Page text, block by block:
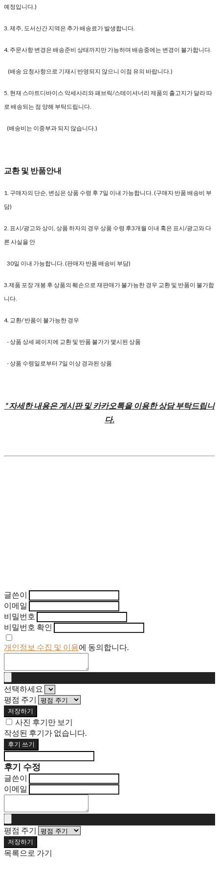
예정입니다.)
3. 제주, 도서산간 지역은 추가 배송료가 발생합니다.
4. 주문사항 변경은 배송준비 상태까지만 가능하며 배송중에는 변경이 불가합니다.
(배송 요청사항으로 기재시 반영되지 않으니 이점 유의 바랍니다.)
5. 현재 스마트디바이스 악세사리와 패브릭/스테이셔너리 제품의 출고지가 달라 따
로 배송되는 점 양해 부탁드립니다.
(배송비는 이중부과 되지 않습니다.)
교환 및 반품안내
1. 구매자의 단순, 변심은 상품 수령 후 7일 이내 가능합니다. (구매자 반품 배송비 부
담)
2. 표시/광고와 상이, 상품 하자의 경우 상품 수령 후3개월 이내 혹은 표시/광고와 다
른 사실을 안
30일 이내 가능합니다. (판매자 반품 배송비 부담)
3.제품 포장 개봉 후 상품의 훼손으로 재판매가 불가능한 경우 교환 및 반품이 불가합
니다.
4. 교환/ 반품이 불가능한 경우
- 상품 상세 페이지에 교환 및 반품 불가가 몇시된 상품
- 상품 수령일로부터 7일 이상 경과된 상품
* 자세한 내용은 게시판 및 카카오톡을 이용한 상담 부탁드립니
다.
글쓴이
이메일
비밀번호
비밀번호 확인
개인정보 수집 및 이용에 동의합니다.
선택하세요
평점 주기
저장하기
사진 후기만 보기
작성된 후기가 없습니다.
후기 쓰기
후기 수정
글쓴이
이메일
평점 주기
저장하기
목록으로 가기